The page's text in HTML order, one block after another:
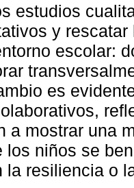
estudios
y
escolar:
es
a mostrar una
los niños se
la resiliencia o